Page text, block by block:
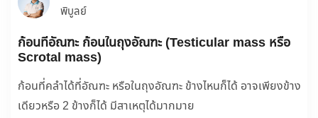
พิบูลย์
ก้อนที่อัณฑะ ก้อนในถุงอัณฑะ (Testicular mass หรือ
Scrotal mass)
ก้อนที่คลำได้ที่อัณฑะ หรือในถุงอัณฑะ ข้างไหนก็ได้ อาจเพียงข้าง
เดียวหรือ 2 ข้างก็ได้ มีสาเหตุได้มากมาย